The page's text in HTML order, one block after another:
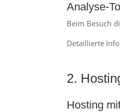
Analyse-
Beim Besuch
Detaillierte
2.
Hosting